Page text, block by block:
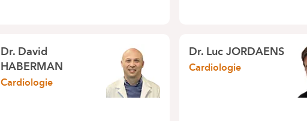
Dr.David
HABERMAN
Cardiologie
Dr.Luc JORDAENS
Cardiologie